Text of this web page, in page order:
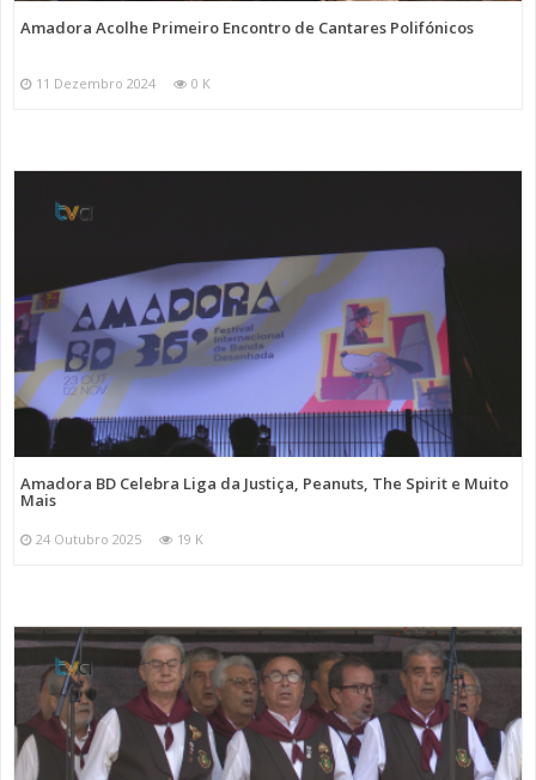
Amadora Acolhe Primeiro Encontro de Cantares Polifónicos
11 Dezembro 2024 0 K
Amadora BD Celebra Liga da Justiça, Peanuts, The Spirit e Muito
Mais
24 Outubro 2025 19 K